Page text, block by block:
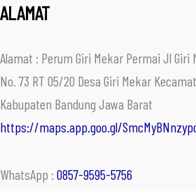
ALAMAT
Alamat : Perum Giri Mekar Permai Jl Giri
No. 73 RT 05/20 Desa Giri Mekar
Kabupaten Bandung Jawa Barat
https://maps.app.goo.gl/
WhatsApp : 0857-9595-5756